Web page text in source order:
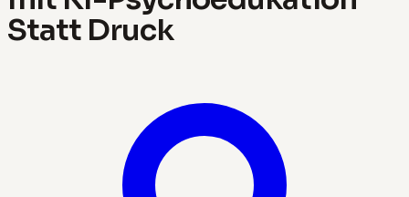
Statt Druck